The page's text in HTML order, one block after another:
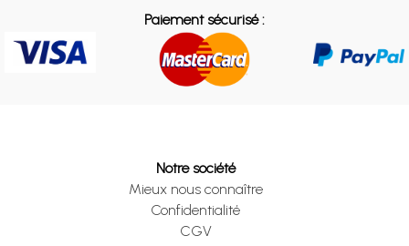
Paiement sécurisé :
Notre société
Mieux nous connaître
Confidentialité
CGV